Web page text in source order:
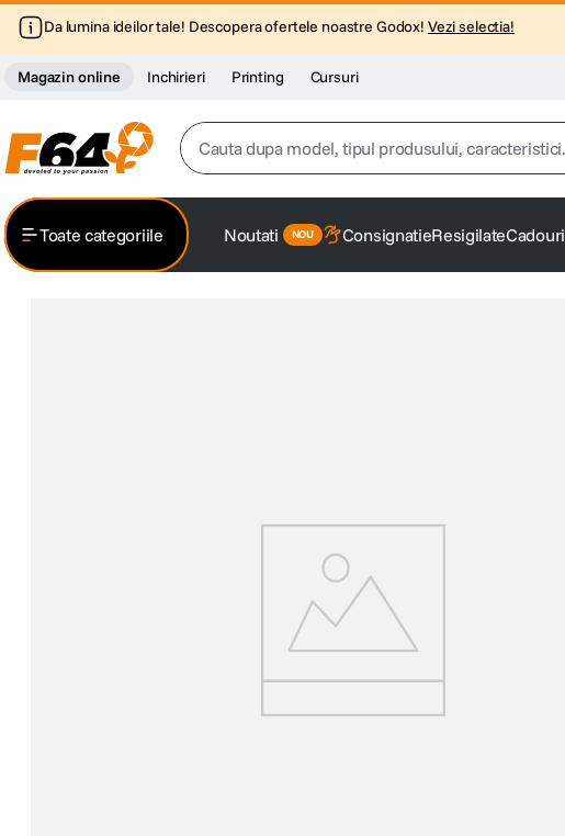
Da lumina ideilor tale! Descopera ofertele noastre Godox! Vezi selectia!
Magazin online Inchirieri Printing Cursuri
Cauta dupa model, tipul produsului, caracteristici...
lavaliera
card memorie
dji mic mini
dji osmo
Toate categoriile Noutati ConsignatieResigilateCadouri